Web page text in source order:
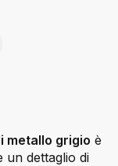
metallo grigio è
un dettaglio di